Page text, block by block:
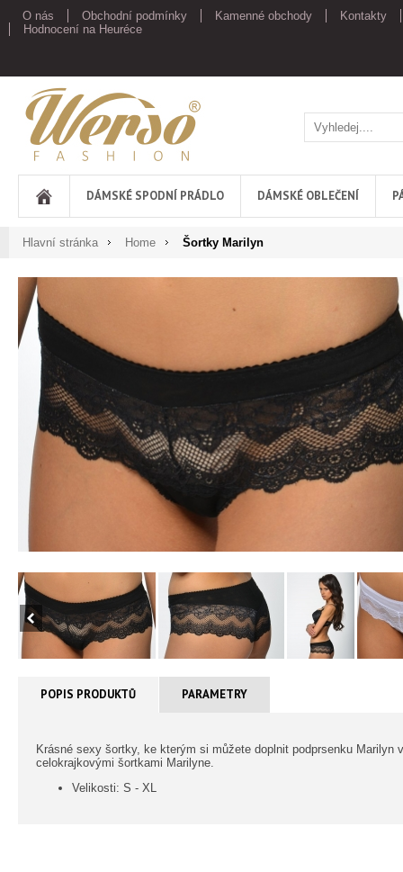
O nás Obchodní podmínky Kamenné obchody
Kontakty
Hodnocení na Heuréce
Werso
DÁMSKÉ SPODNÍ PRÁDLO DÁMSKÉ OBLEČENÍ
Hlavní stránka Home Šortky Marilyn
POPIS PRODUKTŮ PARAMETRY
Krásné sexy šortky, ke kterým si můžete doplnit podprsenku
celokrajkovými šortkami Marilyne.
Velikosti: S - XL